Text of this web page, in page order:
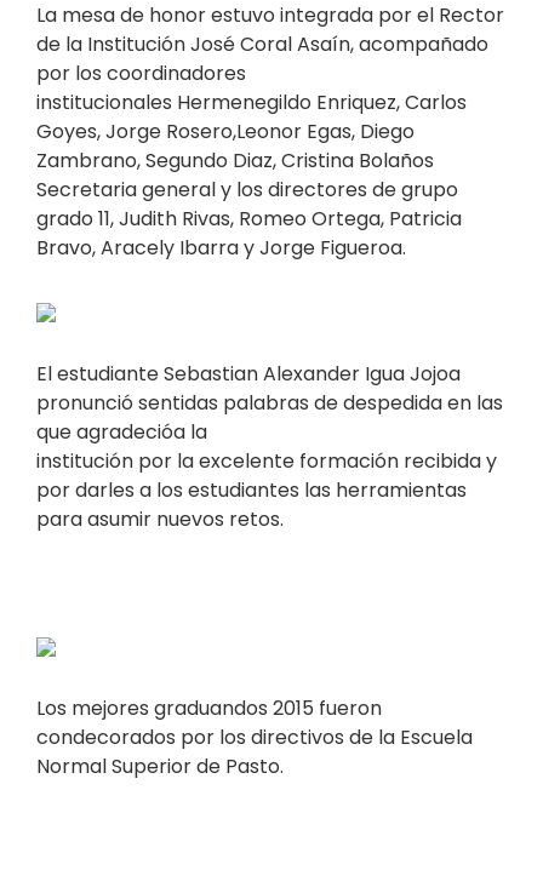
La mesa de honor estuvo integrada por el Rector
de la Institución José Coral Asaín, acompañado
por los coordinadores
institucionales Hermenegildo Enriquez, Carlos
Goyes, Jorge Rosero,Leonor Egas, Diego
Zambrano, Segundo Diaz, Cristina Bolaños
Secretaria general y los directores de grupo
grado 11, Judith Rivas, Romeo Ortega, Patricia
Bravo, Aracely Ibarra y Jorge Figueroa.
El estudiante Sebastian Alexander Igua Jojoa
pronunció sentidas palabras de despedida en las
que agradecióa la
institución por la excelente formación recibida y
por darles a los estudiantes las herramientas
para asumir nuevos retos.
Los mejores graduandos 2015 fueron
condecorados por los directivos de la Escuela
Normal Superior de Pasto.